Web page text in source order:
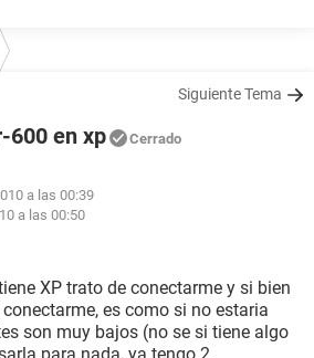
Siguiente Tema
600 en xp Cerrado
a las 00:39
a las 00:50
XP trato de conectarme y si bien
es como si no estaria
son muy bajos (no se si tiene algo